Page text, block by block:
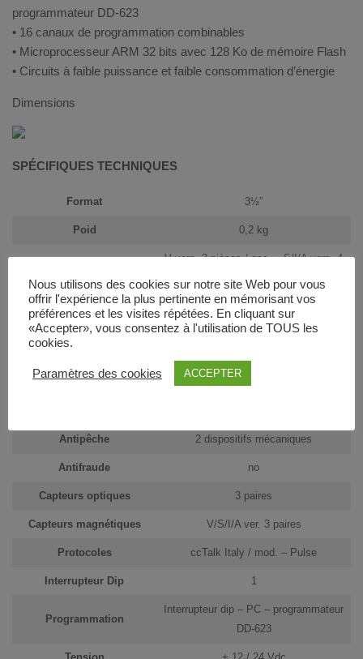
programmateur DD-623
• 16 canaux de programmation combinables
• Microprocesseur ARM 32 bits avec 128 Ko de mémoire Flash
• Circuits à faible puissance et faible consommation d’énergie
Dimensions
SPÉCIFIQUES TECHNIQUES
Format 3½”
Poid 0,2 kg
V vers. 3 pièces / sec. – S/I/A vers. 4
pièces / sec.
Diamétre 16 ÷ 32 mm
Épaisseur 1 ÷ 3.4 mm
16
Antipêche 2 dispositifs mécaniques
Antifraude no
Capteurs optiques 3 paires
Capteurs magnétiques V/S/I/A ver. 3 paires
Protocoles ccTalk Italy / mod. – Pulse
Interrupteur Dip 1
Programmation
Interrupteur dip – PC – programmateur
DD-623
Nous utilisons des cookies sur notre site Web pour vous
offrir l'expérience la plus pertinente en mémorisant vos
préférences et les visites répétées. En cliquant sur
«Accepter», vous consentez à l'utilisation de TOUS les
cookies.
Paramètres des cookies ACCEPTER